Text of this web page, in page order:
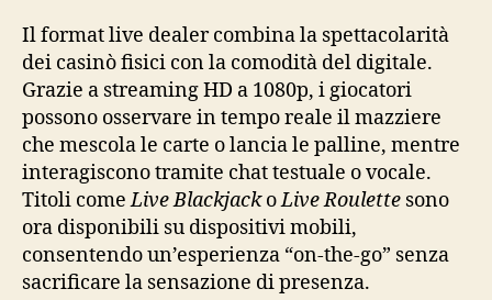
Il format live dealer combina la spettacolarità
dei casinò fisici con la comodità del digitale.
Grazie a streaming HD a 1080p, i giocatori
possono osservare in tempo reale il mazziere
che mescola le carte o lancia le palline, mentre
interagiscono tramite chat testuale o vocale.
Titoli comeLive BlackjackoLive Roulette sono
ora disponibili su dispositivi mobili,
consentendo un’esperienza “on‑the‑go” senza
sacrificare la sensazione di presenza.